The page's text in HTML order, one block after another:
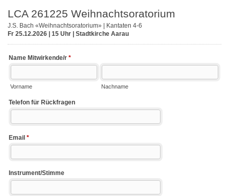
LCA 261225 Weihnachtsoratorium
J.S. Bach «Weihnachtsoratorium» | Kantaten 4-6
Fr 25.12.2026 | 15 Uhr | Stadtkirche Aarau
Name Mitwirkende/r *
Vorname Nachname
Telefon für Rückfragen
Email *
Instrument/Stimme